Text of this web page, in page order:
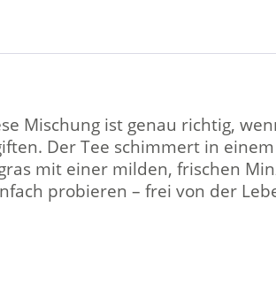
Mischung ist genau richtig,
Der Tee schimmert in
mit einer milden, frischen
probieren – frei von der